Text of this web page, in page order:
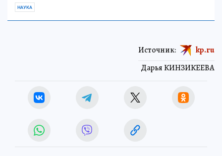
НАУКА
Дарья КИНЗИКЕЕВА
Источник: kp.ru